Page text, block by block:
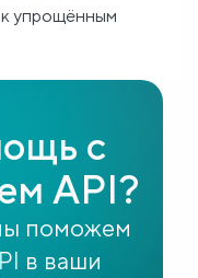
упрощённым
с
API?
поможем
в ваши